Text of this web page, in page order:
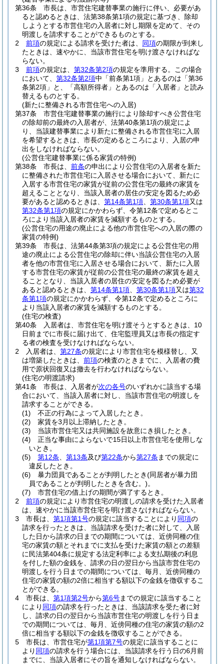
第36条
市長は、市営住宅建替事業の施行に伴い、必要があ
ると認めるときは、法第38条第1項の規定に基づき、除却
しようとする市営住宅の入居者に対し期限を定めて、その
明渡しを請求することができるものとする。
2
前項の規定による請求を受けた者は、 同項の期限が到来し
たときは、速やかに、当該市営住宅を明け渡さなければな
らない。
3
前項の規定は、 第32条第2項の規定を準用する。
この場合
において、 第32条第2項中「前条第1項」とあるのは「第36
条第2項」と、「高額所得者」とあるのは「入居者」と読み
替えるものとする。
(新たに整備される市営住宅への入居)
第37条
市営住宅建替事業の施行により除却すべき公営住宅
の除却前の最終の入居者が、法第40条第1項の規定によ
り、当該建替事業により新たに整備される市営住宅に入居
を希望するときは、市長の定めるところにより、入居の申
出をしなければならない。
(公営住宅建替事業に係る家賃の特例)
第38条
市長は、 前条の申出により公営住宅の入居者を新た
に整備された市営住宅に入居させる場合において、新たに
入居する市営住宅の家賃が従前の公営住宅の最終の家賃を
超えることとなり、当該入居者の居住の安定を図るため必
要があると認めるときは、 第14条第1項 第30条第1項又は
第32条第1項の規定にかかわらず、令第12条で定めるとこ
ろにより当該入居者の家賃を減額するものとする。
(公営住宅の用途の廃止による他の市営住宅への入居の際の
家賃の特例)
第39条
市長は、法第44条第3項の規定による公営住宅の用
途の廃止による公営住宅の除却に伴い当該公営住宅の入居
者を他の市営住宅に入居させる場合において、新たに入居
する市営住宅の家賃が従前の公営住宅の最終の家賃を超え
ることとなり、当該入居者の居住の安定を図るため必要が
あると認めるときは、 第14条第1項 第30条第1項又は第32
条第1項の規定にかかわらず、令第12条で定めるところに
より当該入居者の家賃を減額するものとする。
(住宅の検査)
第40条
入居者は、市営住宅を明け渡そうとするときは、10
日前までに市長に届け出て、住宅監理員又は市長の指定す
る者の検査を受けなければならない。
2
入居者は、 第27条の規定により市営住宅を模様替し、又
は増築したときは、 前項の検査のときまでに、入居者の費
用で原状回復又は撤去を行わなければならない。
(住宅の明渡請求)
第41条
市長は、入居者が次の各号のいずれかに該当する場
合において、当該入居者に対し、当該市営住宅の明渡しを
請求することができる。
(1)
不正の行為によって入居したとき。
(2)
家賃を3月以上滞納したとき。
(3)
当該市営住宅又は共同施設を故意にき損したとき。
(4)
正当な事由によらないで15日以上市営住宅を使用しな
いとき。
(5)
第12条 第13条及び第22条から第27条 までの規定に
違反したとき。
(6)
暴力団員であることが判明したとき(同居者が暴力団
員であることが判明したときを含む。)。
(7)
市営住宅の借上げの期間が満了するとき。
2
前項の規定により市営住宅の明渡しの請求を受けた入居者
は、速やかに当該市営住宅を明け渡さなければならない。
3
市長は、 第1項第1号の規定に該当することにより 同項の
請求を行ったときは、当該請求を受けた者に対して、入居
した日から請求の日までの期間については、近傍同種の住
宅の家賃の額とそれまでに支払を受けた家賃の額との差額
に民法第404条に規定する法定利率による支払期後の利息
を付した額の金銭を、請求の日の翌日から当該市営住宅の
明渡しを行う日までの期間については、毎月、近傍同種の
住宅の家賃の額の2倍に相当する額以下の金銭を徴収するこ
とができる。
4
市長は、 第1項第2号から第6号までの規定に該当すること
により 同項の請求を行ったときは、当該請求を受た者に対
し、請求の日の翌日から当該市営住宅の明渡しを行う日ま
での期間については、毎月、近傍同種の住宅の家賃の額の2
倍に相当する額以下の金銭を徴収することができる。
5
市長は、市営住宅が第1項第7号の規定に該当することに
より 同項の請求を行う場合には、当該請求を行う日の6月前
までに、当該入居者にその旨を通知しなければならない。